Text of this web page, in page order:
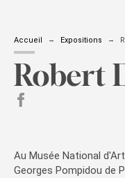
Accueil Expositions
Robert
partager sur Facebook
Au Musée National
Georges Pompidou de